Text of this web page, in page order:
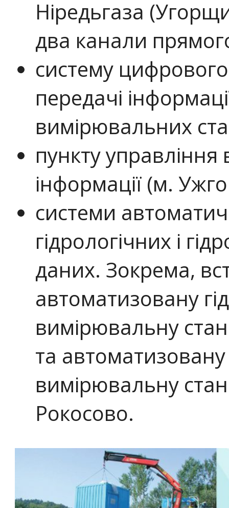
Ніредьгаза
два канали
систему цифрового
передачі
вимірювальних
пункту управління
інформації (м.
системи
гідрологічних і
даних. Зокрема,
автоматизовану
вимірювальну
та
вимірювальну
Рокосово.